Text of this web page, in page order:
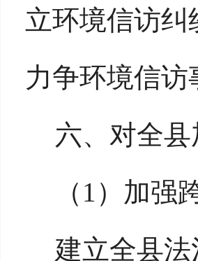
立环境信访纠
力争环境信访
六、对全
（ 1）加强
建立全县